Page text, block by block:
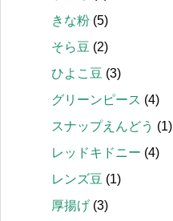
きな粉 (5)
そら豆 (2)
ひよこ豆 (3)
グリーンピース (4)
スナップえんどう (1)
レッドキドニー (4)
レンズ豆 (1)
厚揚げ (3)